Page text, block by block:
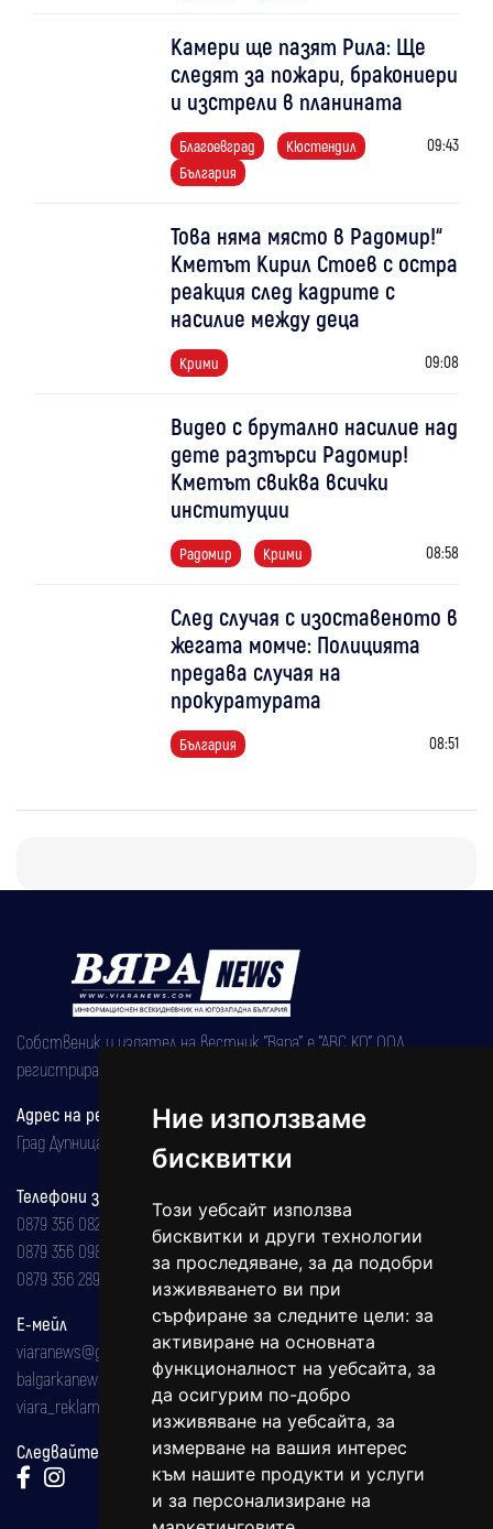
Ние използваме
бисквитки
Този уебсайт използва
бисквитки и други технологии
за проследяване, за да подобри
изживяването ви при
сърфиране за следните цели: за
активиране на основната
функционалност на уебсайта, за
да осигурим по-добро
изживяване на уебсайта, за
измерване на вашия интерес
към нашите продукти и услуги
и за персонализиране на
Камери ще пазят Рила: Ще
следят за пожари, бракониери
и изстрели в планината
Благоевград
Кюстендил
България
09:43
Това няма място в Радомир!“
Кметът Кирил Стоев с остра
реакция след кадрите с
насилие между деца
Крими 09:08
Видео с брутално насилие над
дете разтърси Радомир!
Кметът свиква всички
институции
Радомир Крими 08:58
След случая с изоставеното в
жегата момче: Полицията
предава случая на
прокуратурата
България 08:51
Собственик и издател на вестник "Вяра" е "АВС КО" ООД,
регистрирана на 08.05.2002 година.
Адрес на редакцията
Град Дупница, ул.''Христо Ботев" 43
Телефони за реклама и абонаменти
0879 356 082
0879 356 098
0879 356 289
Е-мейл
viaranews@gmail.com
balgarkanews@gmail.com
viara_reklama@mail.bg
Следвайте ни: